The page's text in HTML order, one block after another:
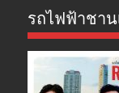
รถไฟฟ้าชาน